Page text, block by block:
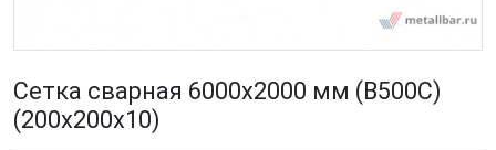
Сетка сварная 6000х2000 мм (В500С)
(200х200х10)